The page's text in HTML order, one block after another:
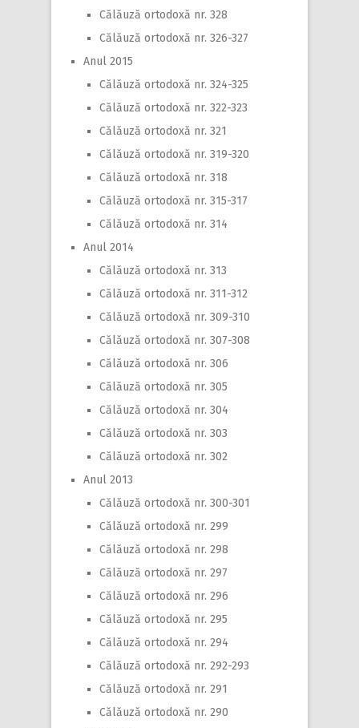
Călăuză ortodoxă nr. 328
Călăuză ortodoxă nr. 326-327
Anul 2015
Călăuză ortodoxă nr. 324-325
Călăuză ortodoxă nr. 322-323
Călăuză ortodoxă nr. 321
Călăuză ortodoxă nr. 319-320
Călăuză ortodoxă nr. 318
Călăuză ortodoxă nr. 315-317
Călăuză ortodoxă nr. 314
Anul 2014
Călăuză ortodoxă nr. 313
Călăuză ortodoxă nr. 311-312
Călăuză ortodoxă nr. 309-310
Călăuză ortodoxă nr. 307-308
Călăuză ortodoxă nr. 306
Călăuză ortodoxă nr. 305
Călăuză ortodoxă nr. 304
Călăuză ortodoxă nr. 303
Călăuză ortodoxă nr. 302
Anul 2013
Călăuză ortodoxă nr. 300-301
Călăuză ortodoxă nr. 299
Călăuză ortodoxă nr. 298
Călăuză ortodoxă nr. 297
Călăuză ortodoxă nr. 296
Călăuză ortodoxă nr. 295
Călăuză ortodoxă nr. 294
Călăuză ortodoxă nr. 292-293
Călăuză ortodoxă nr. 291
Călăuză ortodoxă nr. 290